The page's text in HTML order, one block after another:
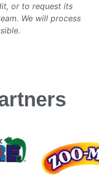
or to request its
We will process